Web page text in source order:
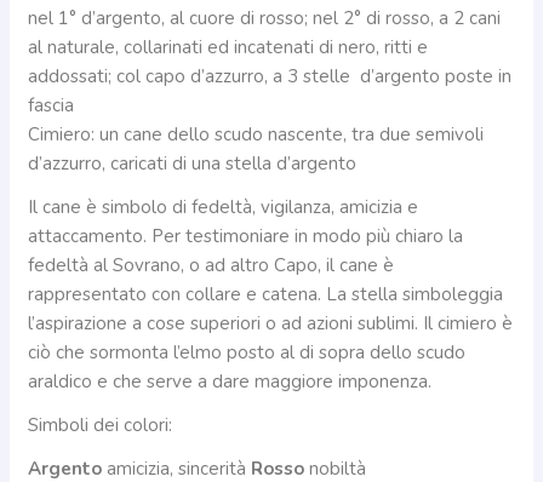
nel 1° d’argento, al cuore di rosso; nel 2° di rosso, a 2 cani
al naturale, collarinati ed incatenati di nero, ritti e
addossati; col capo d’azzurro, a 3 stelle d’argento poste in
fascia
Cimiero: un cane dello scudo nascente, tra due semivoli
d’azzurro, caricati di una stella d’argento
Il cane è simbolo di fedeltà, vigilanza, amicizia e
attaccamento. Per testimoniare in modo più chiaro la
fedeltà al Sovrano, o ad altro Capo, il cane è
rappresentato con collare e catena. La stella simboleggia
l’aspirazione a cose superiori o ad azioni sublimi. Il cimiero è
ciò che sormonta l’elmo posto al di sopra dello scudo
araldico e che serve a dare maggiore imponenza.
Simboli dei colori:
Argento amicizia, sincerità Rosso nobiltà